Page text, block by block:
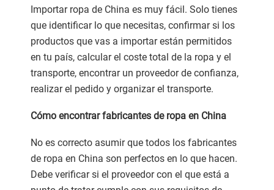
Importar ropa de China es muy fácil. Solo tienes
que identificar lo que necesitas, confirmar si los
productos que vas a importar están permitidos
en tu país, calcular el coste total de la ropa y el
transporte, encontrar un proveedor de confianza,
realizar el pedido y organizar el transporte.
Cómo encontrar fabricantes de ropa en China
No es correcto asumir que todos los fabricantes
de ropa en China son perfectos en lo que hacen.
Debe verificar si el proveedor con el que está a